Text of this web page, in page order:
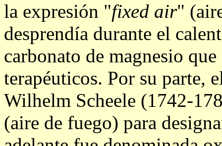
la expresión "fixed air"
desprendía durante el
carbonato de magnesio
terapéuticos. Por su parte,
Wilhelm Scheele (1742-
(aire de fuego) para